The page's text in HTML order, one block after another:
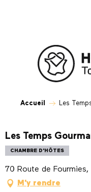
Accueil Les
Les Temps
CHAMBRE D'HÔTES
70 Route de
M'y rendre